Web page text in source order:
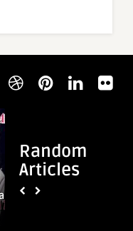
Random
Articles